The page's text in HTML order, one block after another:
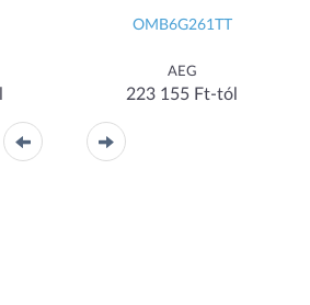
OMB6G261TT
AEG
223 155 Ft-tól